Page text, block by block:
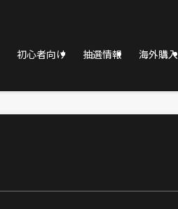
初心者向け 抽選情報 海外購入